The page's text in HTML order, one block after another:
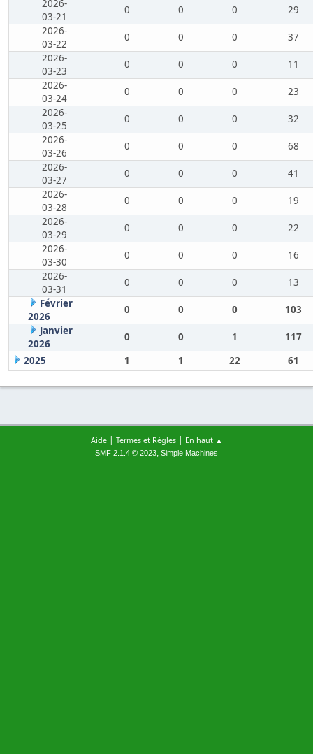
2026-
03-21
0 0 0
29
2026-
03-22
0 0 0
37
2026-
03-23
0 0 0
11
2026-
03-24
0 0 0
23
2026-
03-25
0 0 0
32
2026-
03-26
0 0 0
68
2026-
03-27
0 0 0
41
2026-
03-28
0 0 0
19
2026-
03-29
0 0 0
22
2026-
03-30
0 0 0
16
2026-
03-31
0 0 0
13
Février
2026
0 0 0
103
Janvier
2026
0 0 1
117
2025
1 1 22 61
Aide| Termes et Règles| En haut ▲
SMF 2.1.4 © 2023, Simple Machines